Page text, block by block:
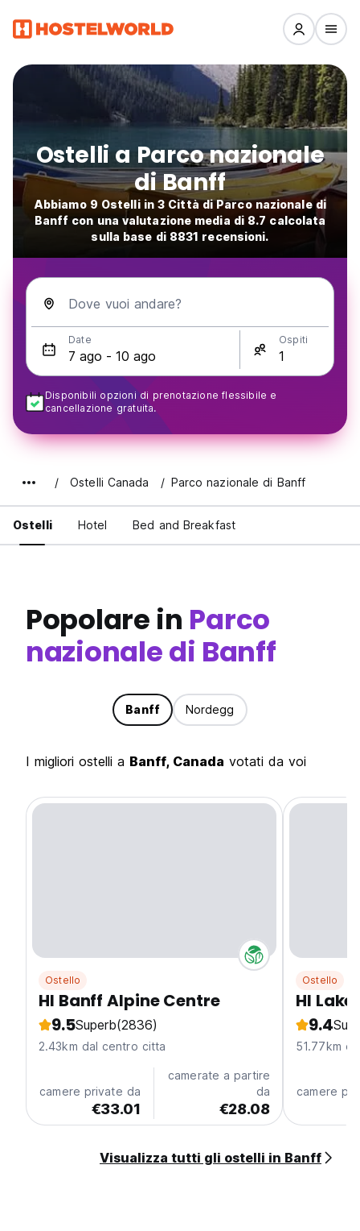
Ostelli a Parco nazionale
di Banff
Abbiamo 9 Ostelli in 3 Città di Parco nazionale di
Banff con una valutazione media di 8.7 calcolata
sulla base di 8831 recensioni.
Dove vuoi andare?
Date Ospiti
Disponibili opzioni di prenotazione flessibile e
cancellazione gratuita.
Ostelli Canada Parco nazionale di Banff
Ostelli Hotel Bed and Breakfast
Popolare in Parco
nazionale di Banff
Banff Nordegg
I migliori ostelli a Banff, Canada votati da voi
Ostello
HI Banff Alpine Centre
9.5Superb(2836)
2.43km dal centro citta
camere private da
€33.01
camerate a partire
da
€28.08
Ostello
HI Lake
9.4
51.77km
camere
Visualizza tutti gli ostelli in Banff